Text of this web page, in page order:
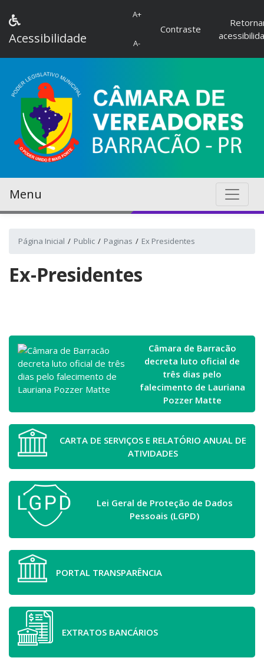
Acessibilidade
A+
A-
Contraste
Menu
Página Inicial Public Paginas Ex Presidentes
Ex-Presidentes
Câmara de Barracão
decreta luto oficial de
três dias pelo
falecimento de Lauriana
Pozzer Matte
CARTA DE SERVIÇOS E RELATÓRIO ANUAL DE
ATIVIDADES
Lei Geral de Proteção de Dados
Pessoais (LGPD)
PORTAL TRANSPARÊNCIA
EXTRATOS BANCÁRIOS